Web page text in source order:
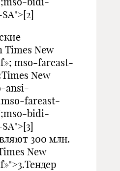
Times New
mso-fareast-
New
ansi-
fareast-
bidi-
300 млн.
New